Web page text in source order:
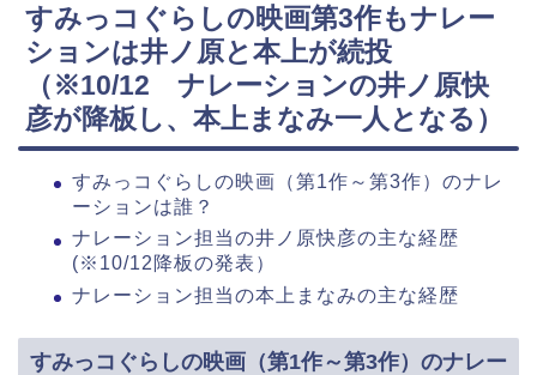
すみっコぐらしの映画第3作もナレー
ションは井ノ原と本上が続投
（※10/12 ナレーションの井ノ原快
彦が降板し、本上まなみ一人となる）
すみっコぐらしの映画（第1作～第3作）のナレ
ーションは誰？
ナレーション担当の井ノ原快彦の主な経歴
(※10/12降板の発表）
ナレーション担当の本上まなみの主な経歴
すみっコぐらしの映画（第1作～第3作）のナレー